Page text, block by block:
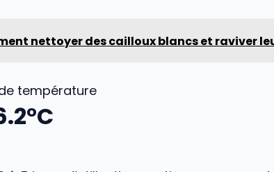
nettoyer des cailloux blancs et raviver
température
°C